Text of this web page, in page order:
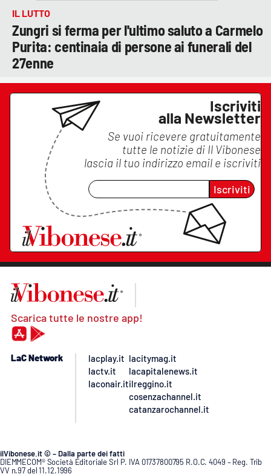
IL LUTTO
Zungri si ferma per l'ultimo saluto a Carmelo
Purita: centinaia di persone ai funerali del
27enne
Iscriviti
alla Newsletter
Se vuoi ricevere gratuitamente
tutte le notizie di Il Vibonese
lascia il tuo indirizzo email e iscriviti
Iscriviti
Scarica tutte le nostre app!
LaC Network
lacplay.it
lactv.it
laconair.it
lacitymag.it
lacapitalenews.it
ilreggino.it
cosenzachannel.it
catanzarochannel.it
ilVibonese.it © – Dalla parte dei fatti
DIEMMECOM® Società Editoriale Srl P. IVA 01737800795 R.O.C. 4049 – Reg. Trib
VV n.97 del 11.12.1996